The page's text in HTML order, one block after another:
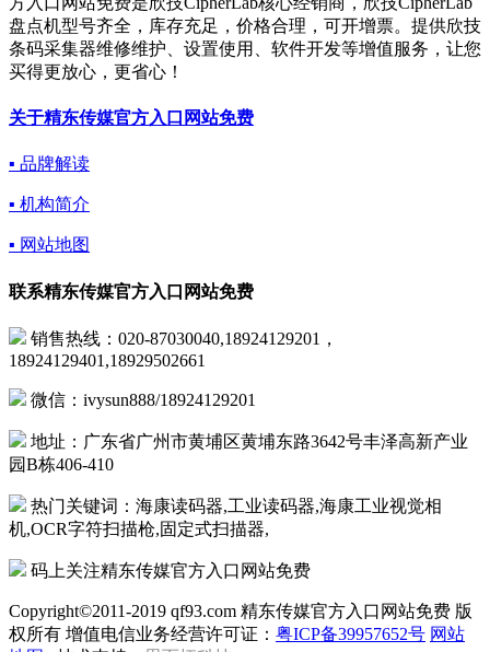
盘点机型号齐全，库存充足，价格合理，可开增票。提供欣技
条码采集器维修维护、设置使用、软件开发等增值服务，让您
买得更放心，更省心！
关于精东传媒官方入口网站免费
▪ 品牌解读
▪ 机构简介
▪ 网站地图
联系精东传媒官方入口网站免费
销售热线：020-87030040,18924129201，
18924129401,18929502661
微信：ivysun888/18924129201
地址：广东省广州市黄埔区黄埔东路3642号丰泽高新产业
园B栋406-410
热门关键词：海康读码器,工业读码器,海康工业视觉相
机,OCR字符扫描枪,固定式扫描器,
码上关注精东传媒官方入口网站免费
Copyright©2011-2019 qf93.com 精东传媒官方入口网站免费 版
权所有 增值电信业务经营许可证： 粤ICP备39957652号 网站